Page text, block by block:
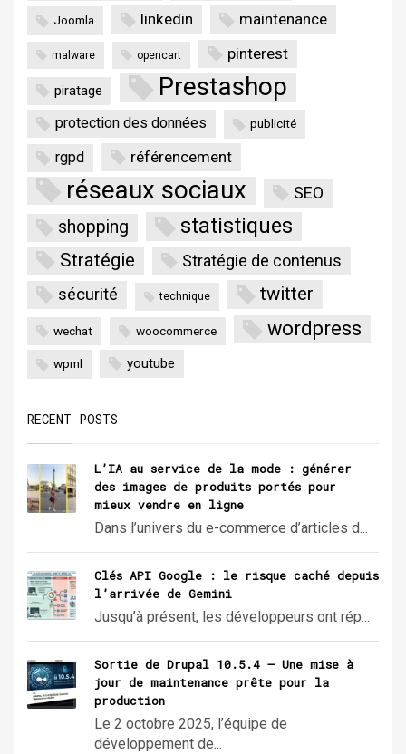
Joomla linkedin maintenance
malware opencart pinterest
piratage Prestashop
protection des données publicité
rgpd référencement
réseaux sociaux SEO
shopping statistiques
Stratégie Stratégie de contenus
sécurité technique twitter
wechat woocommerce wordpress
wpml youtube
RECENT POSTS
L’IA au service de la mode : générer
des images de produits portés pour
mieux vendre en ligne
Dans l’univers du e-commerce d’articles d...
Clés API Google : le risque caché depuis
l’arrivée de Gemini
Jusqu’à présent, les développeurs ont rép...
Sortie de Drupal 10.5.4 – Une mise à
jour de maintenance prête pour la
production
Le 2 octobre 2025, l’équipe de
développement de...